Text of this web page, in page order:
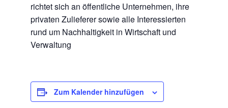
richtet sich an öffentliche Unternehmen, ihre
privaten Zulieferer sowie alle Interessierten
rund um Nachhaltigkeit in Wirtschaft und
Verwaltung
Zum Kalender hinzufügen